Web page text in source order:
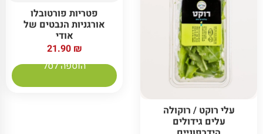
עלי רוקט / רוקולה
עלים גידולים
פטריות פורטובלו
אורגניות הנבטים של
אודי
21.90 ₪
הוספה לסל